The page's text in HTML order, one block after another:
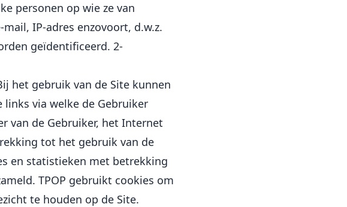
personen op wie ze van
IP-adres enzovoort, d.w.z.
geïdentificeerd. 2-
het gebruik van de Site kunnen
links via welke de Gebruiker
van de Gebruiker, het Internet
tot het gebruik van de
en statistieken met betrekking
TPOP gebruikt cookies om
te houden op de Site.